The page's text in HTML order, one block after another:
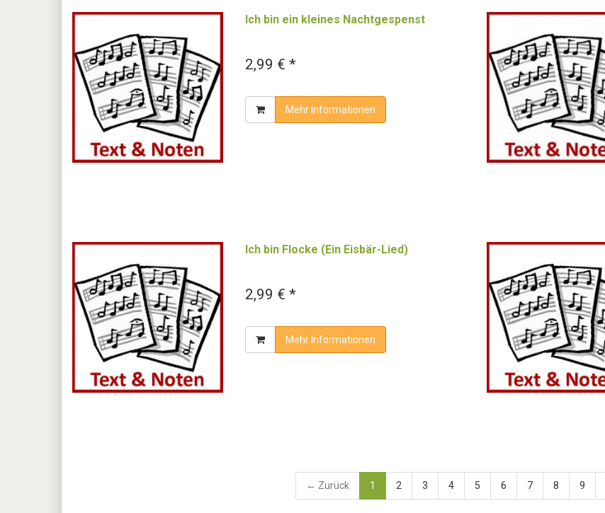
Ich bin ein kleines Nachtgespenst
2,99 € *
Mehr Informationen
Ich bin Flocke (Ein Eisbär-Lied)
2,99 € *
Mehr Informationen
← Zurück 1 2 3 4 5 6 7 8 9